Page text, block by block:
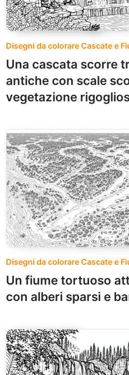
Disegni da colorare Cascate e
Una cascata scorre
antiche con scale
vegetazione
Disegni da colorare Cascate e
Un fiume tortuoso
con alberi sparsi e